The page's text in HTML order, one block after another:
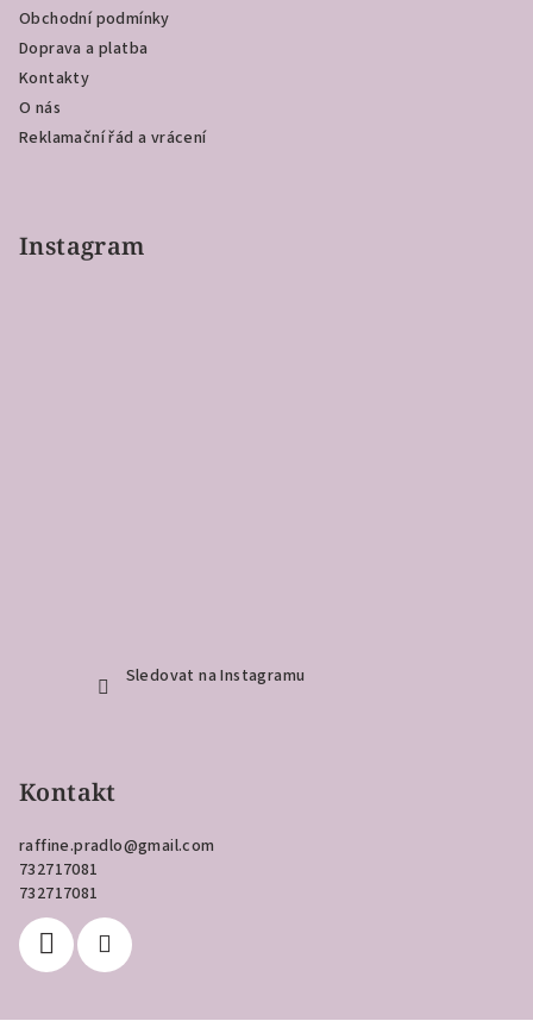
Obchodní podmínky
Doprava a platba
Kontakty
O nás
Reklamační řád a vrácení
Instagram
Sledovat na Instagramu
Kontakt
raffine.pradlo@gmail.com
732717081
732717081